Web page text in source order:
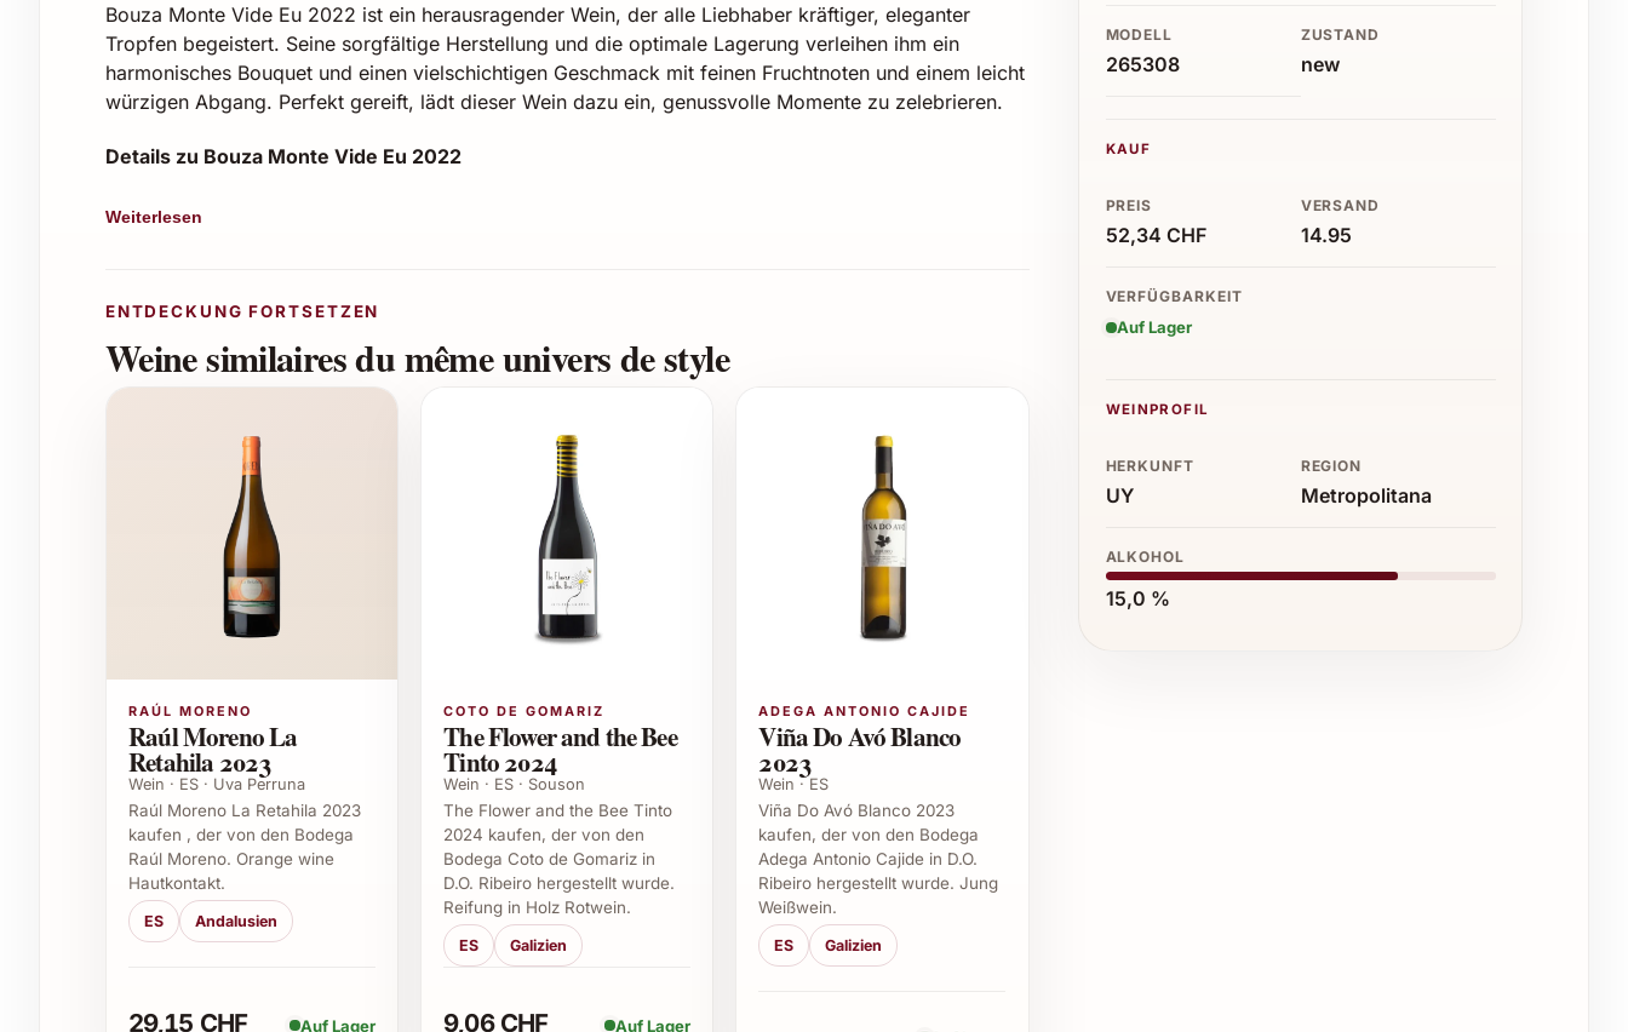
Bouza Monte Vide Eu 2022 ist ein herausragender Wein, der alle Liebhaber kräftiger, eleganter
Tropfen begeistert. Seine sorgfältige Herstellung und die optimale Lagerung verleihen ihm ein
harmonisches Bouquet und einen vielschichtigen Geschmack mit feinen Fruchtnoten und einem leicht
würzigen Abgang. Perfekt gereift, lädt dieser Wein dazu ein, genussvolle Momente zu zelebrieren.
Details zu Bouza Monte Vide Eu 2022
Jahrgang:
Frische
Serviertemperatur:16-18 °C für besten Genuss
Tipps für passende Anlässe zum Verschenken
Geburtstage – als exklusives Geschenk für Freunde und Familie
Jubiläen – um besondere Momente gebührend zu feiern
Weihnachten – als edle Aufmerksamkeit unterm Weihnachtsbaum
Hochzeiten – für das Brautpaar oder die Gäste
Firmenfeiern – als stilvolles Präsent für Kunden oder Mitarbeiter
Bouza Monte Vide Eu 2022 entfaltet seinen Charakter bei zahlreichen Gelegenheiten: Ob als
Begleiter zu festlichen Menüs, ideal zu rotem Fleisch, kräftigem Käse oder zu mediterranen
Spezialitäten. Auch als exklusives Highlight bei Sommerfesten oder Weinverkostungen überzeugt er
auf ganzer Linie.
Häufig gestellte Fragen zu Bouza Monte Vide Eu 2022
Was zeichnet Bouza Monte Vide Eu 2022 besonders aus?
Weiterlesen
ENTDECKUNG FORTSETZEN
Weine similaires du même univers de style
RAÚL MORENO
Raúl Moreno La
Retahila 2023
Wein · ES · Uva Perruna
Raúl Moreno La Retahila 2023
kaufen , der von den Bodega
Raúl Moreno. Orange wine
Hautkontakt.
ES Andalusien
29,15 CHF Auf Lager
COTO DE GOMARIZ
The Flower and the Bee
Tinto 2024
Wein · ES · Souson
The Flower and the Bee Tinto
2024 kaufen, der von den
Bodega Coto de Gomariz in
D.O. Ribeiro hergestellt wurde.
Reifung in Holz Rotwein.
ES Galizien
9,06 CHF Auf Lager
ADEGA ANTONIO CAJIDE
Viña Do Avó Blanco
2023
Wein · ES
Viña Do Avó Blanco 2023
kaufen, der von den Bodega
Adega Antonio Cajide in D.O.
Ribeiro hergestellt wurde. Jung
Weißwein.
ES Galizien
MODELL
265308
ZUSTAND
new
KAUF
PREIS
52,34 CHF
VERSAND
14.95
VERFÜGBARKEIT
Auf Lager
WEINPROFIL
HERKUNFT
UY
REGION
Metropolitana
ALKOHOL
15,0 %